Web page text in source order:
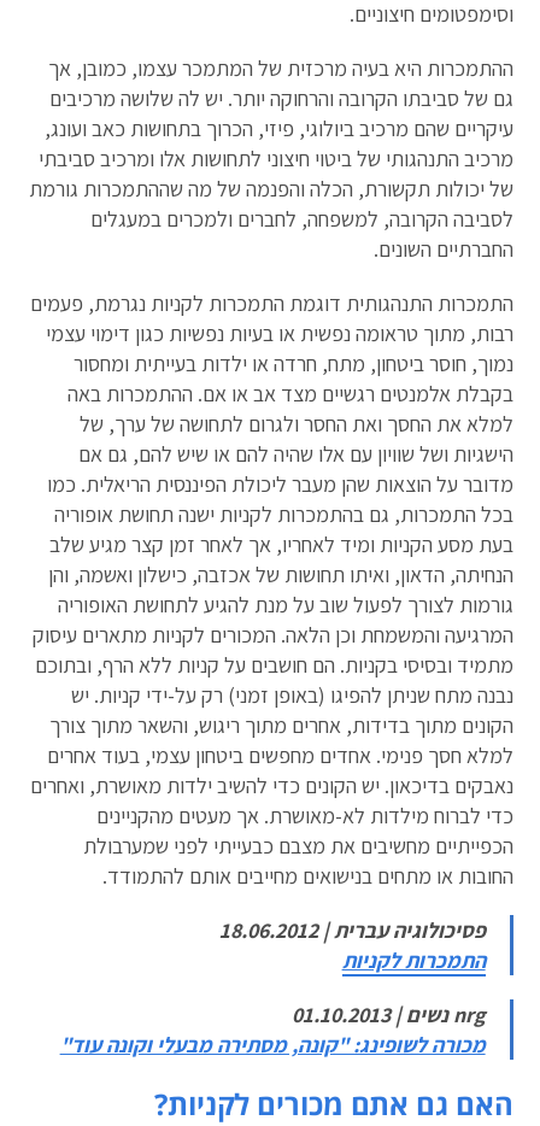
וסימפטומים חיצוניים.
ההתמכרות היא בעיה מרכזית של המתמכר עצמו, כמובן, אך
גם של סביבתו הקרובה והרחוקה יותר. יש לה שלושה מרכיבים
עיקריים שהם מרכיב ביולוגי, פיזי, הכרוך בתחושות כאב ועונג,
מרכיב התנהגותי של ביטוי חיצוני לתחושות אלו ומרכיב סביבתי
של יכולות תקשורת, הכלה והפנמה של מה שההתמכרות גורמת
לסביבה הקרובה, למשפחה, לחברים ולמכרים במעגלים
החברתיים השונים.
התמכרות התנהגותית דוגמת התמכרות לקניות נגרמת, פעמים
רבות, מתוך טראומה נפשית או בעיות נפשיות כגון דימוי עצמי
נמוך, חוסר ביטחון, מתח, חרדה או ילדות בעייתית ומחסור
בקבלת אלמנטים רגשיים מצד אב או אם. ההתמכרות באה
למלא את החסך ואת החסר ולגרום לתחושה של ערך, של
הישגיות ושל שוויון עם אלו שהיה להם או שיש להם, גם אם
מדובר על הוצאות שהן מעבר ליכולת הפיננסית הריאלית. כמו
בכל התמכרות, גם בהתמכרות לקניות ישנה תחושת אופוריה
בעת מסע הקניות ומיד לאחריו, אך לאחר זמן קצר מגיע שלב
הנחיתה, הדאון, ואיתו תחושות של אכזבה, כישלון ואשמה, והן
גורמות לצורך לפעול שוב על מנת להגיע לתחושת האופוריה
המרגיעה והמשמחת וכן הלאה. המכורים לקניות מתארים עיסוק
מתמיד ובסיסי בקניות. הם חושבים על קניות ללא הרף, ובתוכם
נבנה מתח שניתן להפיגו (באופן זמני) רק על-ידי קניות. יש
הקונים מתוך בדידות, אחרים מתוך ריגוש, והשאר מתוך צורך
למלא חסך פנימי. אחדים מחפשים ביטחון עצמי, בעוד אחרים
נאבקים בדיכאון. יש הקונים כדי להשיב ילדות מאושרת, ואחרים
כדי לברוח מילדות לא-מאושרת. אך מעטים מהקניינים
הכפייתיים מחשיבים את מצבם כבעייתי לפני שמערבולת
החובות או מתחים בנישואים מחייבים אותם להתמודד.
פסיכולוגיה עברית | 18.06.2012
התמכרות לקניות
nrg נשים | 01.10.2013
מכורה לשופינג: "קונה, מסתירה מבעלי וקונה עוד"
האם גם אתם מכורים לקניות?